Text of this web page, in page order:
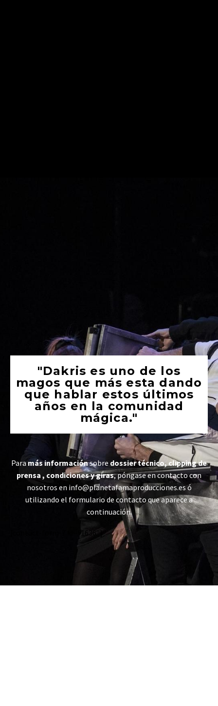
"Dakris es uno de los
magos que más esta dando
que hablar estos últimos
años en la comunidad
mágica."
Para más informaciónsobre dossier técnico, clipping de
prensa , condiciones y giras, póngase en contacto con
nosotros en info@planetafamaproducciones.es ó
utilizando el formulario de contacto que aparece a
continuación.
[contact-form-7 id=»1636″]